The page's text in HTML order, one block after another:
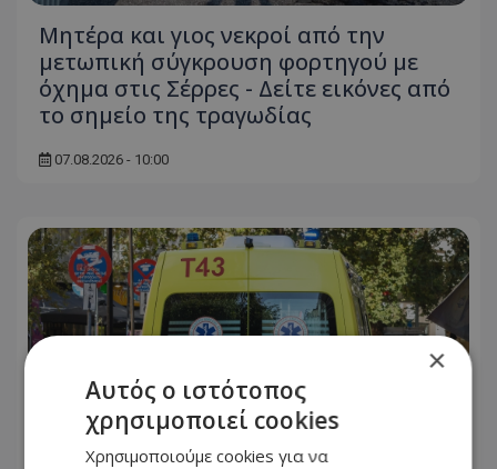
Μητέρα και γιος νεκροί από την
μετωπική σύγκρουση φορτηγού με
όχημα στις Σέρρες - Δείτε εικόνες από
το σημείο της τραγωδίας
07.08.2026 - 10:00
×
Αυτός ο ιστότοπος
χρησιμοποιεί cookies
Χρησιμοποιούμε cookies για να